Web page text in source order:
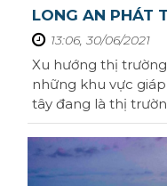
Lâm Đồng
Thừa Thiên Huế
Kiên Giang
Bắc Ninh
Quảng Ninh
Tất cả mức giá
Tất cả mức giá
Châu Đốc
Tây Bắc
Tây Nam
LONG AN PHÁT
13:06, 30/06/2021
Xu hướng thị
những khu vực
tây đang là thị
đầu tư săn.Đặc biệt
khúc đất nền long
điểm nóng, thu hút
cùng Homeseek